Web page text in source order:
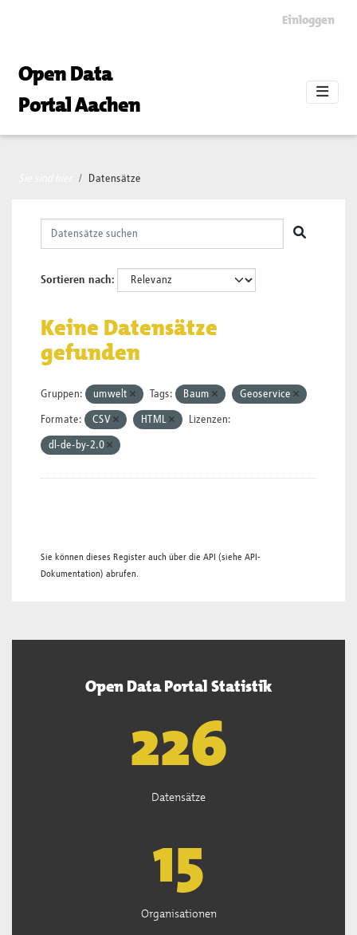
Einloggen
Open Data
Portal Aachen
Datensätze
Sortieren nach
Keine Datensätze
gefunden
Gruppen: umwelt Tags: Baum Geoservice
Formate: CSV HTML Lizenzen:
dl-de-by-2.0
Sie können dieses Register auch über die API (siehe API-
Dokumentation) abrufen.
Open Data Portal Statistik
226
Datensätze
15
Organisationen